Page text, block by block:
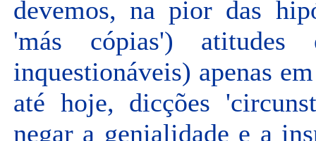
devemos, na pior das
'más cópias') atitudes
inquestionáveis) apenas
até hoje, dicções
negar a genialidade e a